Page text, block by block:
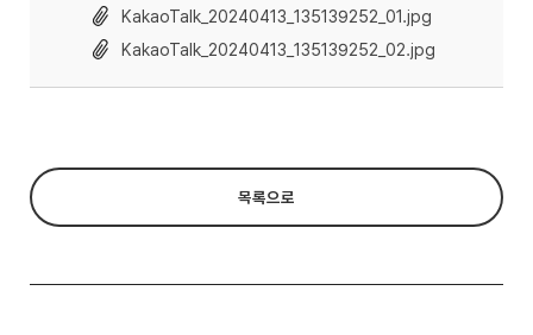
KakaoTalk_20240413_135139252_01.jpg
KakaoTalk_20240413_135139252_02.jpg
목록으로